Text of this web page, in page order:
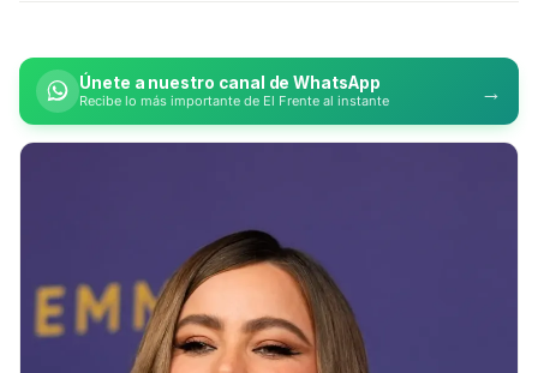
Únete a nuestro canal de WhatsApp
Recibe lo más importante de El Frente al instante →